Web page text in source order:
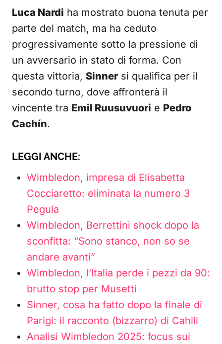
Luca Nardi ha mostrato buona tenuta per
parte del match, ma ha ceduto
progressivamente sotto la pressione di
un avversario in stato di forma. Con
questa vittoria, Sinner si qualifica per il
secondo turno, dove affronterà il
vincente tra Emil Ruusuvuori e Pedro
Cachín.
LEGGI ANCHE:
Wimbledon, impresa di Elisabetta
Cocciaretto: eliminata la numero 3
Pegula
Wimbledon, Berrettini shock dopo la
sconfitta: “Sono stanco, non so se
andare avanti”
Wimbledon, l’Italia perde i pezzi da 90:
brutto stop per Musetti
Sinner, cosa ha fatto dopo la finale di
Parigi: il racconto (bizzarro) di Cahill
Analisi Wimbledon 2025: focus sui